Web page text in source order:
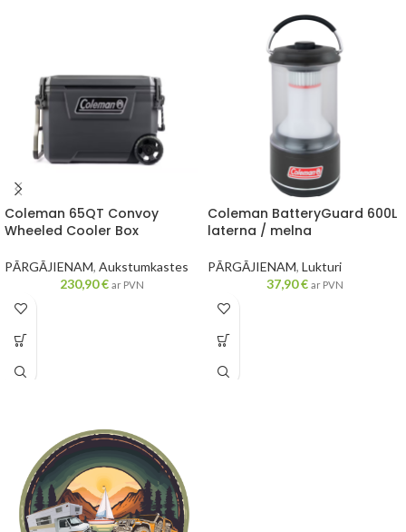
Coleman 65QT Convoy
Wheeled Cooler Box
PĀRGĀJIENAM, Aukstumkastes
230,90€ ar PVN
Coleman BatteryGuard 600L
laterna / melna
PĀRGĀJIENAM, Lukturi
37,90€ ar PVN